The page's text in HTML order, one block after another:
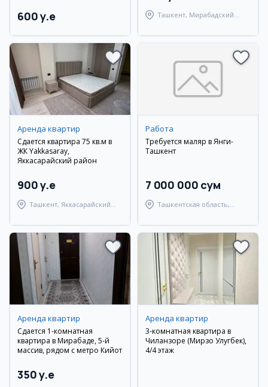
600 y.e
Ташкент, Мирабадский
Аренда квартир
Сдается квартира 75 кв.м в
ЖК Yakkasaray,
Яккасарайский район
900 y.e
Ташкент, Яккасарайский
Работа
Требуется маляр в Янги-
Ташкент
7 000 000 сум
Ташкентская область,
Аренда квартир
Сдается 1-комнатная
квартира в Мирабаде, 5-й
массив, рядом с метро Кийот
350 y.e
Аренда квартир
3-комнатная квартира в
Чиланзоре (Мирзо Улугбек),
4/4 этаж